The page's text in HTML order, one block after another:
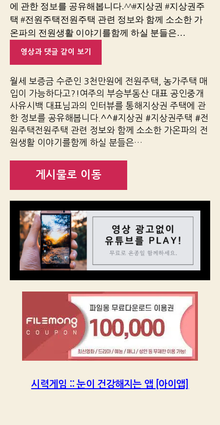
에 관한 정보를 공유해봅니다.^^#지상권 #지상권주
택 #전원주택전원주택 관련 정보와 함께 소소한 가
온파의 전원생활 이야기를함께 하실 분들은…
영상과 댓글 같이 보기
월세 보증금 수준인 3천만원에 전원주택, 농가주택 매
입이 가능하다고?!여주의 부승부동산 대표 공인중개
사유시백 대표님과의 인터뷰를 통해지상권 주택에 관
한 정보를 공유해봅니다.^^#지상권 #지상권주택 #전
원주택전원주택 관련 정보와 함께 소소한 가온파의 전
원생활 이야기를함께 하실 분들은…
게시물로 이동
시력게임 :: 눈이 건강해지는 앱 [아이앱]